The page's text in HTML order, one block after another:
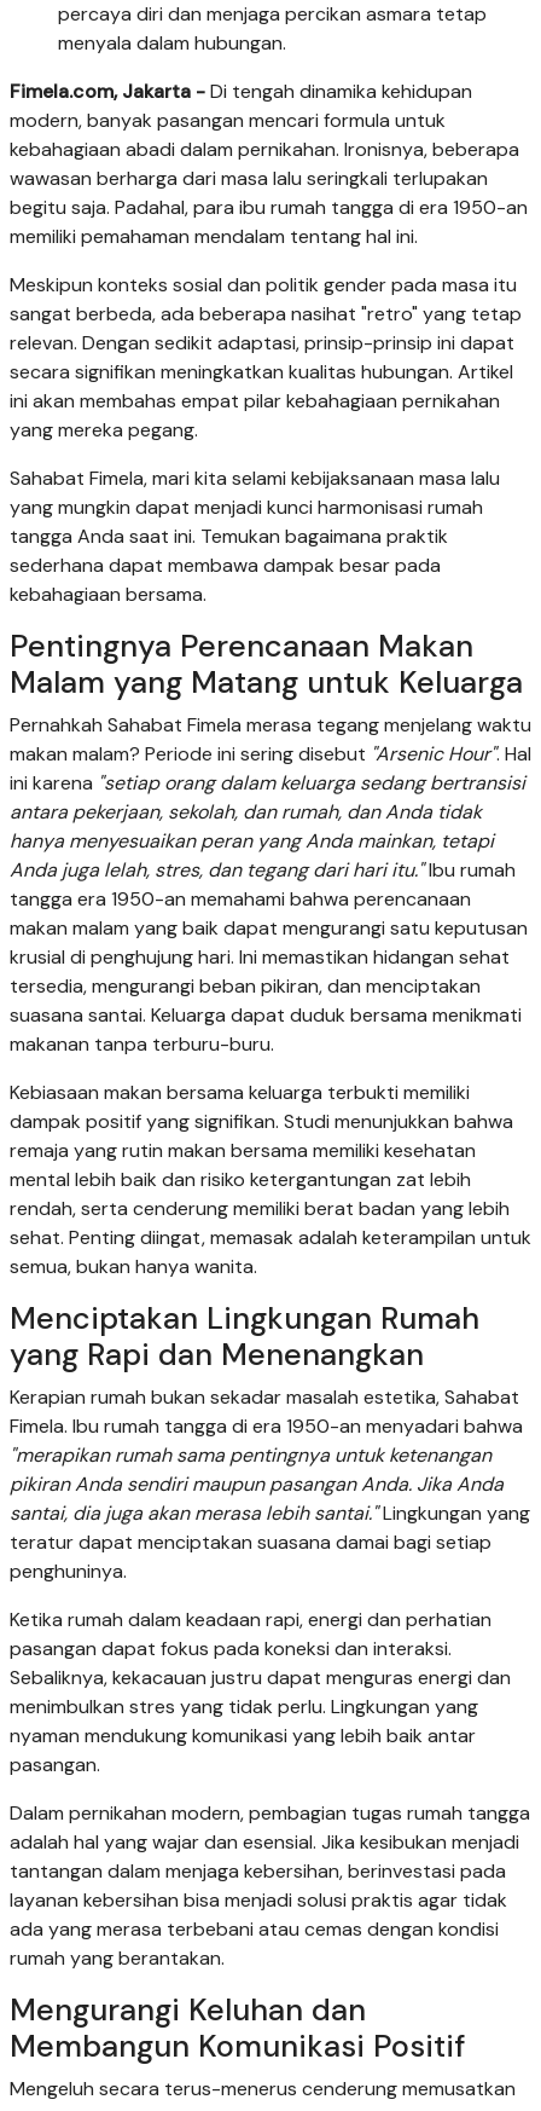
percaya diri dan menjaga percikan asmara tetap
menyala dalam hubungan.
Fimela.com, Jakarta -Di tengah dinamika kehidupan
modern, banyak pasangan mencari formula untuk
kebahagiaan abadi dalam pernikahan. Ironisnya, beberapa
wawasan berharga dari masa lalu seringkali terlupakan
begitu saja. Padahal, para ibu rumah tangga di era 1950-an
memiliki pemahaman mendalam tentang hal ini.
Meskipun konteks sosial dan politik gender pada masa itu
sangat berbeda, ada beberapa nasihat "retro" yang tetap
relevan. Dengan sedikit adaptasi, prinsip-prinsip ini dapat
secara signifikan meningkatkan kualitas hubungan. Artikel
ini akan membahas empat pilar kebahagiaan pernikahan
yang mereka pegang.
Sahabat Fimela, mari kita selami kebijaksanaan masa lalu
yang mungkin dapat menjadi kunci harmonisasi rumah
tangga Anda saat ini. Temukan bagaimana praktik
sederhana dapat membawa dampak besar pada
kebahagiaan bersama.
Pentingnya Perencanaan Makan
Malam yang Matang untuk Keluarga
Pernahkah Sahabat Fimela merasa tegang menjelang waktu
makan malam? Periode ini sering disebut "Arsenic Hour". Hal
ini karena "setiap orang dalam keluarga sedang bertransisi
antara pekerjaan, sekolah, dan rumah, dan Anda tidak
hanya menyesuaikan peran yang Anda mainkan, tetapi
Anda juga lelah, stres, dan tegang dari hari itu."Ibu rumah
tangga era 1950-an memahami bahwa perencanaan
makan malam yang baik dapat mengurangi satu keputusan
krusial di penghujung hari. Ini memastikan hidangan sehat
tersedia, mengurangi beban pikiran, dan menciptakan
suasana santai. Keluarga dapat duduk bersama menikmati
makanan tanpa terburu-buru.
Kebiasaan makan bersama keluarga terbukti memiliki
dampak positif yang signifikan. Studi menunjukkan bahwa
remaja yang rutin makan bersama memiliki kesehatan
mental lebih baik dan risiko ketergantungan zat lebih
rendah, serta cenderung memiliki berat badan yang lebih
sehat. Penting diingat, memasak adalah keterampilan untuk
semua, bukan hanya wanita.
Menciptakan Lingkungan Rumah
yang Rapi dan Menenangkan
Kerapian rumah bukan sekadar masalah estetika, Sahabat
Fimela. Ibu rumah tangga di era 1950-an menyadari bahwa
"merapikan rumah sama pentingnya untuk ketenangan
pikiran Anda sendiri maupun pasangan Anda. Jika Anda
santai, dia juga akan merasa lebih santai."Lingkungan yang
teratur dapat menciptakan suasana damai bagi setiap
penghuninya.
Ketika rumah dalam keadaan rapi, energi dan perhatian
pasangan dapat fokus pada koneksi dan interaksi.
Sebaliknya, kekacauan justru dapat menguras energi dan
menimbulkan stres yang tidak perlu. Lingkungan yang
nyaman mendukung komunikasi yang lebih baik antar
pasangan.
Dalam pernikahan modern, pembagian tugas rumah tangga
adalah hal yang wajar dan esensial. Jika kesibukan menjadi
tantangan dalam menjaga kebersihan, berinvestasi pada
layanan kebersihan bisa menjadi solusi praktis agar tidak
ada yang merasa terbebani atau cemas dengan kondisi
rumah yang berantakan.
Mengurangi Keluhan dan
Membangun Komunikasi Positif
Mengeluh secara terus-menerus cenderung memusatkan